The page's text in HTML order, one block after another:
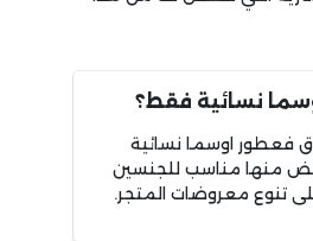
نسائية فقط؟
فعطور اوسما نسائية
منها مناسب للجنسين
تنوع معروضات المتجر.